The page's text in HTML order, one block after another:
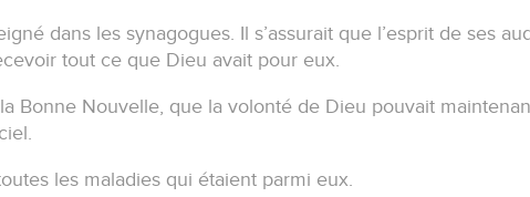
dans les synagogues.
Il s’assurait que l’esprit de ses
tout ce que Dieu avait pour eux.
Bonne Nouvelle, que la volonté de Dieu pouvait
les maladies qui étaient parmi eux.